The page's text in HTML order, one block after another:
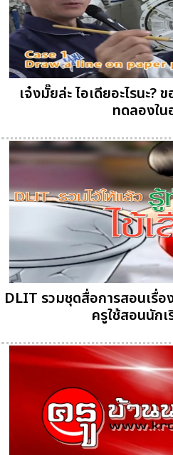
เจ๋งมั๊ยล่ะ ไอเดียอะไรนะ?
ทดลองใน
DLIT รวมชุดสื่อการสอนเรื่อ
ครูใช้สอนนักเ